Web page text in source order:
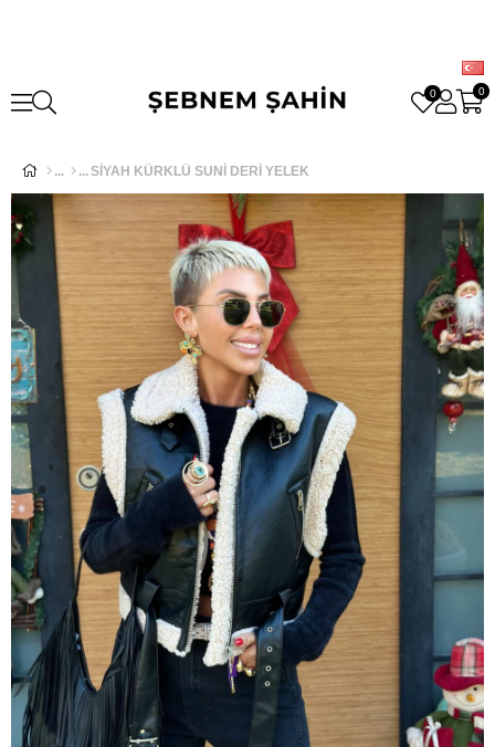
0 0
SİYAH KÜRKLÜ SUNİ DERİ YELEK